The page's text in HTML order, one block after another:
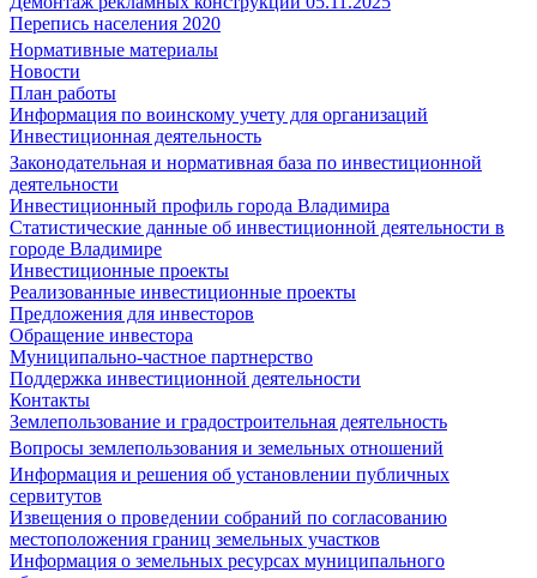
Перепись населения 2020
Нормативные материалы
Новости
План работы
Информация по воинскому учету для организаций
Инвестиционная деятельность
Законодательная и нормативная база по инвестиционной
деятельности
Инвестиционный профиль города Владимира
Статистические данные об инвестиционной деятельности в
городе Владимире
Инвестиционные проекты
Реализованные инвестиционные проекты
Предложения для инвесторов
Обращение инвестора
Муниципально-частное партнерство
Поддержка инвестиционной деятельности
Контакты
Землепользование и градостроительная деятельность
Вопросы землепользования и земельных отношений
Информация и решения об установлении публичных
сервитутов
Извещения о проведении собраний по согласованию
местоположения границ земельных участков
Информация о земельных ресурсах муниципального